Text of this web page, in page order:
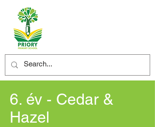
6. év - Cedar &
Hazel